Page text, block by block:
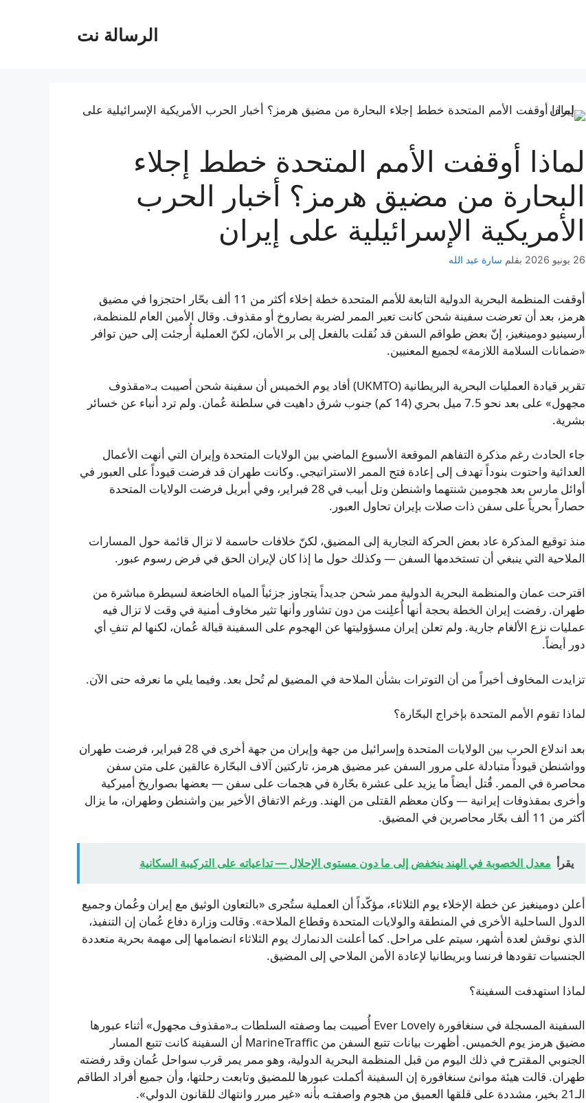
الرسالة نت
لماذا أوقفت الأمم المتحدة خطط إجلاء
البحارة من مضيق هرمز؟ أخبار الحرب
الأمريكية الإسرائيلية على إيران
26 يونيو 2026 بقلم سارة عبد الله
أوقفت المنظمة البحرية الدولية التابعة للأمم المتحدة خطة إخلاء أكثر من 11 ألف بحّار احتجزوا في مضيق
هرمز، بعد أن تعرضت سفينة شحن كانت تعبر الممر لضربة بصاروخ أو مقذوف. وقال الأمين العام للمنظمة،
أرسينيو دومينغيز، إنّ بعض طواقم السفن قد نُقلت بالفعل إلى بر الأمان، لكنّ العملية أُرجئت إلى حين توافر
«ضمانات السلامة اللازمة» لجميع المعنيين.
تقرير قيادة العمليات البحرية البريطانية (UKMTO) أفاد يوم الخميس أن سفينة شحن أصيبت بـ«مقذوف
مجهول» على بعد نحو 7.5 ميل بحري (14 كم) جنوب شرق داهيت في سلطنة عُمان. ولم ترد أنباء عن خسائر
بشرية.
جاء الحادث رغم مذكرة التفاهم الموقعة الأسبوع الماضي بين الولايات المتحدة وإيران التي أنهت الأعمال
العدائية واحتوت بنوداً تهدف إلى إعادة فتح الممر الاستراتيجي. وكانت طهران قد فرضت قيوداً على العبور في
أوائل مارس بعد هجومين شنتهما واشنطن وتل أبيب في 28 فبراير، وفي أبريل فرضت الولايات المتحدة
حصاراً بحرياً على سفن ذات صلات بإيران تحاول العبور.
منذ توقيع المذكرة عاد بعض الحركة التجارية إلى المضيق، لكنّ خلافات حاسمة لا تزال قائمة حول المسارات
الملاحية التي ينبغي أن تستخدمها السفن — وكذلك حول ما إذا كان لإيران الحق في فرض رسوم عبور.
اقترحت عمان والمنظمة البحرية الدولية ممر شحن جديداً يتجاوز جزئياً المياه الخاضعة لسيطرة مباشرة من
طهران. رفضت إيران الخطة بحجة أنها أُعلِنت من دون تشاور وأنها تثير مخاوف أمنية في وقت لا تزال فيه
عمليات نزع الألغام جارية. ولم تعلن إيران مسؤوليتها عن الهجوم على السفينة قبالة عُمان، لكنها لم تنفِ أي
دور أيضاً.
تزايدت المخاوف أخيراً من أن التوترات بشأن الملاحة في المضيق لم تُحل بعد. وفيما يلي ما نعرفه حتى الآن.
لماذا تقوم الأمم المتحدة بإخراج البحّارة؟
بعد اندلاع الحرب بين الولايات المتحدة وإسرائيل من جهة وإيران من جهة أخرى في 28 فبراير، فرضت طهران
وواشنطن قيوداً متبادلة على مرور السفن عبر مضيق هرمز، تاركتين آلاف البحّارة عالقين على متن سفن
محاصرة في الممر. قُتل أيضاً ما يزيد على عشرة بحّارة في هجمات على سفن — بعضها بصواريخ أميركية
وأخرى بمقذوفات إيرانية — وكان معظم القتلى من الهند. ورغم الاتفاق الأخير بين واشنطن وطهران، ما يزال
أكثر من 11 ألف بحّار محاصرين في المضيق.
يقرأ معدل الخصوبة في الهند ينخفض إلى ما دون مستوى الإحلال — تداعياته على التركيبة السكانية
أعلن دومينغيز عن خطة الإخلاء يوم الثلاثاء، مؤكّداً أن العملية ستُجرى «بالتعاون الوثيق مع إيران وعُمان وجميع
الدول الساحلية الأخرى في المنطقة والولايات المتحدة وقطاع الملاحة». وقالت وزارة دفاع عُمان إن التنفيذ،
الذي نوقش لعدة أشهر، سيتم على مراحل. كما أعلنت الدنمارك يوم الثلاثاء انضمامها إلى مهمة بحرية متعددة
الجنسيات تقودها فرنسا وبريطانيا لإعادة الأمن الملاحي إلى المضيق.
لماذا استهدفت السفينة؟
السفينة المسجلة في سنغافورة Ever Lovely أُصيبت بما وصفته السلطات بـ«مقذوف مجهول» أثناء عبورها
مضيق هرمز يوم الخميس. أظهرت بيانات تتبع السفن من MarineTraffic أن السفينة كانت تتبع المسار
الجنوبي المقترح في ذلك اليوم من قبل المنظمة البحرية الدولية، وهو ممر يمر قرب سواحل عُمان وقد رفضته
طهران. قالت هيئة موانئ سنغافورة إن السفينة أكملت عبورها للمضيق وتابعت رحلتها، وأن جميع أفراد الطاقم
الـ21 بخير، مشددة على قلقها العميق من هجوم واصفتـه بأنه «غير مبرر وانتهاك للقانون الدولي».